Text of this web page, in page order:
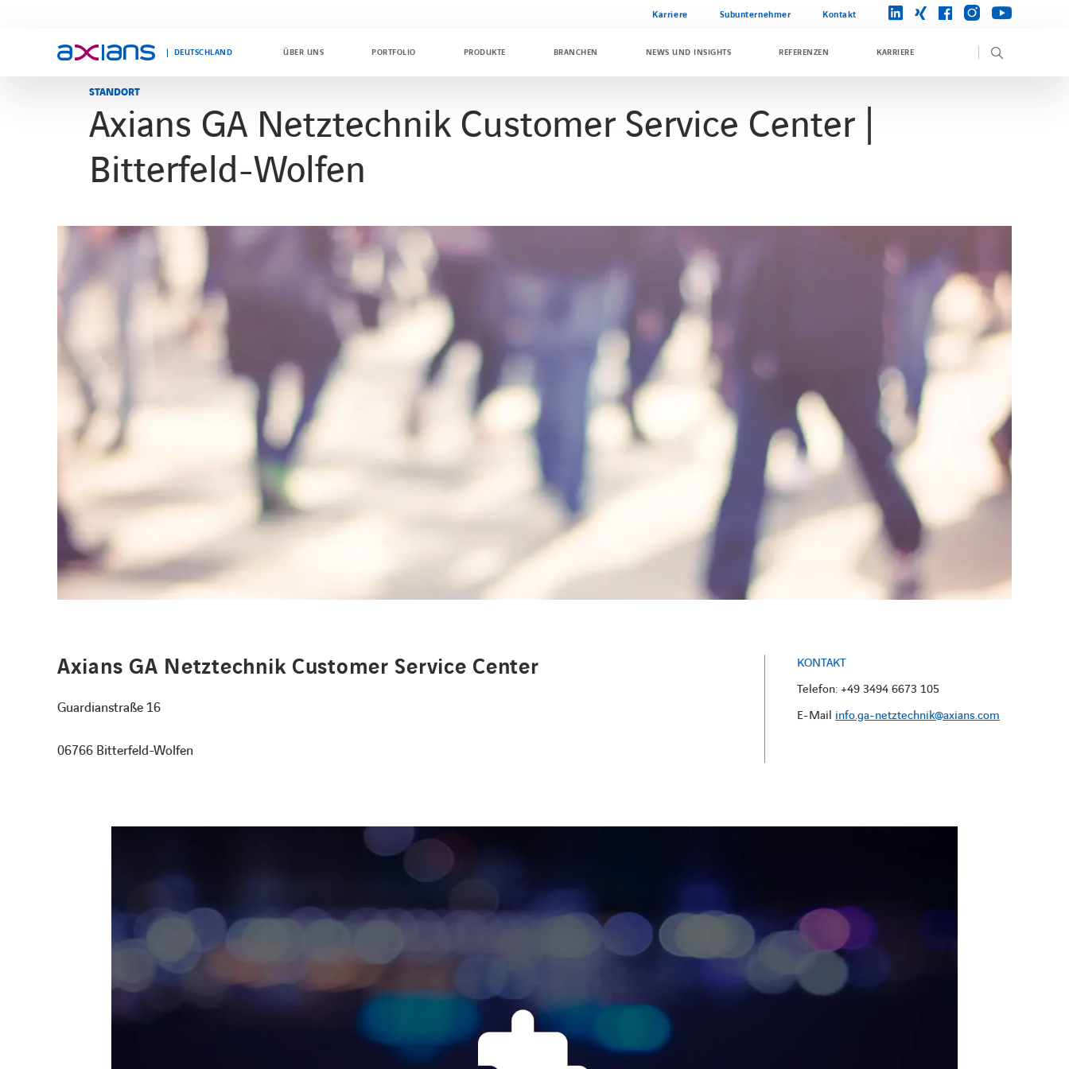
Karriere Subunternehmer Kontakt linkedin
xing facebookinstagramyoutube
DEUTSCHLAND ÜBER UNS PORTFOLIO PRODUKTE BRANCHEN NEWS UND INSIGHTS REFERENZEN KARRIERE
STANDORT
Axians GA Netztechnik Customer Service Center |
Bitterfeld-Wolfen
Axians GA Netztechnik Customer Service Center
Guardianstraße 16
06766 Bitterfeld-Wolfen
KONTAKT
Telefon: +49 3494 6673 105
E-Mail info.ga-netztechnik@axians.com